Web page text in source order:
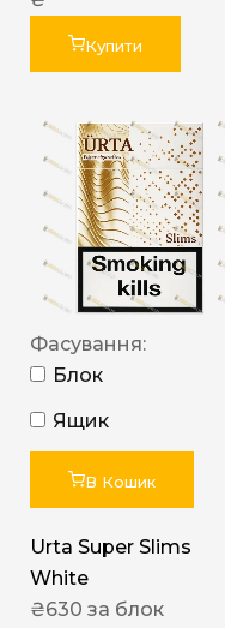
Купити
Фасування:
Блок
Ящик
В Кошик
Urta Super Slims
White
₴630 за блок